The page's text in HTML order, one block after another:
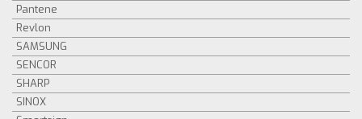
Pantene
Revlon
SAMSUNG
SENCOR
SHARP
SINOX